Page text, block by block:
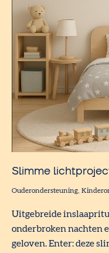
Slimme
Ouderondersteuning
Uitgebreide
onderbroken nachten
geloven. Enter: deze